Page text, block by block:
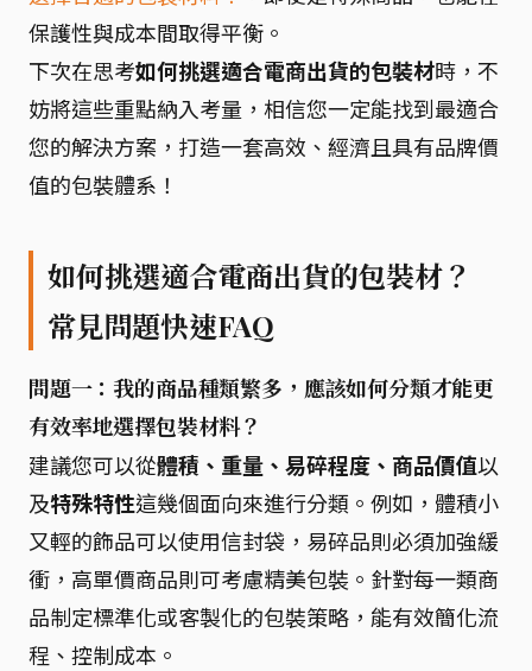
保護性與成本間取得平衡。
下次在思考如何挑選適合電商出貨的包裝材時，不
妨將這些重點納入考量，相信您一定能找到最適合
您的解決方案，打造一套高效、經濟且具有品牌價
值的包裝體系！
如何挑選適合電商出貨的包裝材？
常見問題快速FAQ
問題一：我的商品種類繁多，應該如何分類才能更
有效率地選擇包裝材料？
建議您可以從體積、重量、易碎程度、商品價值以
及特殊特性這幾個面向來進行分類。例如，體積小
又輕的飾品可以使用信封袋，易碎品則必須加強緩
衝，高單價商品則可考慮精美包裝。針對每一類商
品制定標準化或客製化的包裝策略，能有效簡化流
程、控制成本。